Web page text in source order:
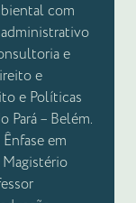
com
e
e
e Políticas
– Belém.
em
Magistério